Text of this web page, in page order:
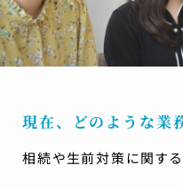
現在、どのような業
相続や生前対策に関する